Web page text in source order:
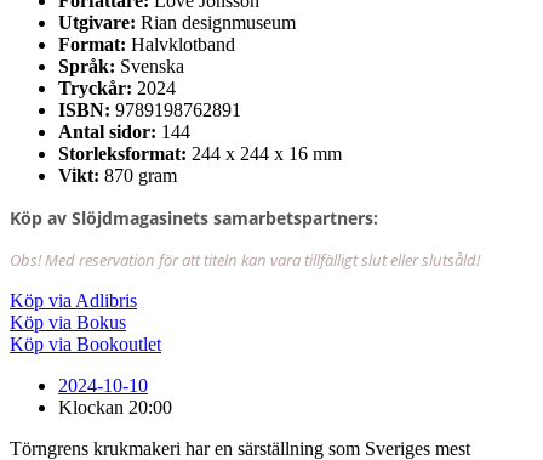
Utgivare: Rian designmuseum
Format: Halvklotband
Språk: Svenska
Tryckår: 2024
ISBN: 9789198762891
Antal sidor: 144
Storleksformat: 244 x 244 x 16 mm
Vikt: 870 gram
Köp av Slöjdmagasinets samarbetspartners:
Obs! Med reservation för att titeln kan vara tillfälligt slut eller slutsåld!
Köp via Adlibris
Köp via Bokus
Köp via Bookoutlet
2024-10-10
Klockan 20:00
Törngrens krukmakeri har en särställning som Sveriges mest